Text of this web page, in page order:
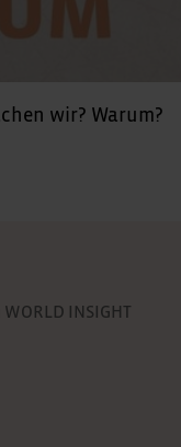
wir? Warum?
INSIGHT